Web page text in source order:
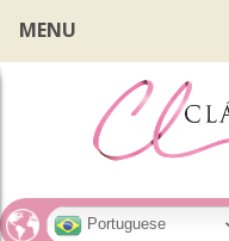
Portuguese
MENU